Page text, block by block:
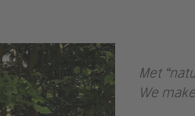
Met
We